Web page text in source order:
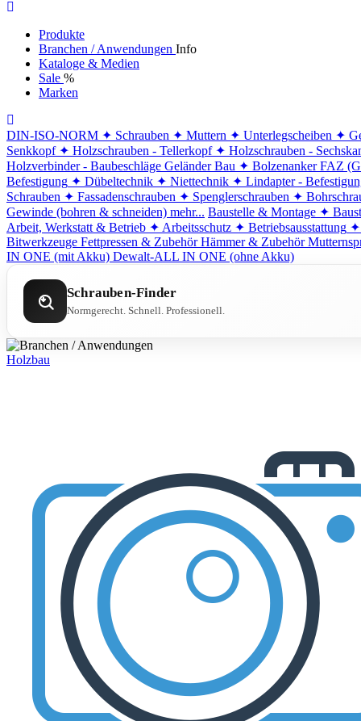
Produkte
Branchen / Anwendungen Info
Kataloge & Medien
Sale %
Marken
DIN-ISO-NORM ✦ Schrauben ✦ Muttern ✦ Unterlegscheiben ✦
Senkkopf ✦ Holzschrauben - Tellerkopf ✦ Holzschrauben -
Holzverbinder - Baubeschläge Geländer Bau ✦ Bolzenanker FAZ
Befestigung ✦ Dübeltechnik ✦ Niettechnik ✦ Lindapter -
Schrauben ✦ Fassadenschrauben ✦ Spenglerschrauben ✦
Gewinde (bohren & schneiden) mehr... Baustelle & Montage ✦
Arbeit, Werkstatt & Betrieb ✦ Arbeitsschutz ✦ Betriebsausstattung ✦
Bitwerkzeuge Fettpressen & Zubehör Hämmer & Zubehör
IN ONE (mit Akku) Dewalt-ALL IN ONE (ohne Akku)
Schrauben-Finder
Normgerecht. Schnell. Professionell.
Holzbau